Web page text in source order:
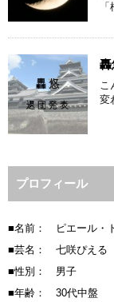
轟
こ
変
プロフィール
■名前： ピエール・
■芸名： 七咲ぴえる
■性別： 男子
■年齢： 30代中盤